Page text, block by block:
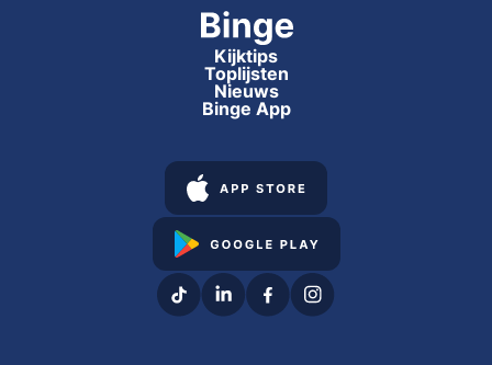
Kijktips
Toplijsten
Nieuws
Binge App